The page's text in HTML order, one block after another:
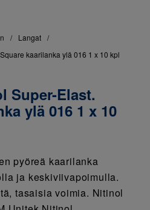
/ Langat /
kaarilanka ylä 016 1 x 10 kpl
Super-Elast.
ylä 016 1 x 10
pyöreä kaarilanka
ja keskiviivapoimulla.
tasaisia voimia. Nitinol